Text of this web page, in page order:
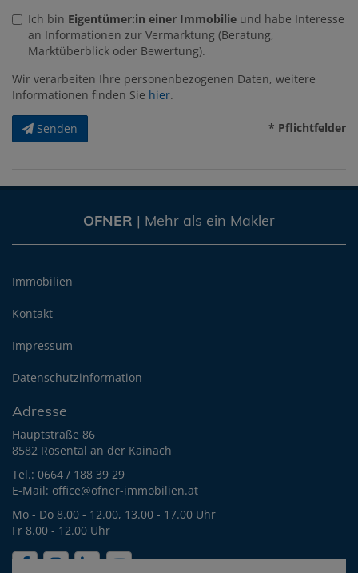
Ich bin Eigentümer:in einer Immobilie und habe Interesse
an Informationen zur Vermarktung (Beratung,
Marktüberblick oder Bewertung).
Wir verarbeiten Ihre personenbezogenen Daten, weitere
Informationen finden Sie hier.
Senden * Pflichtfelder
OFNER | Mehr als ein Makler
Immobilien
Kontakt
Impressum
Datenschutzinformation
Adresse
Hauptstraße 86
8582 Rosental an der Kainach
Tel.: 0664 / 188 39 29
E-Mail: office@ofner-immobilien.at
Mo - Do 8.00 - 12.00, 13.00 - 17.00 Uhr
Fr 8.00 - 12.00 Uhr